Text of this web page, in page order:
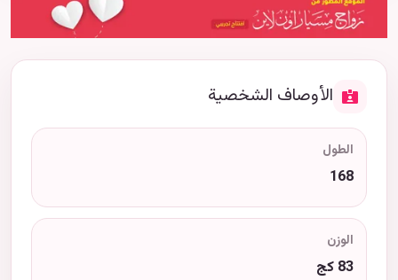
الأوصاف الشخصية
الطول
168
الوزن
83 كج